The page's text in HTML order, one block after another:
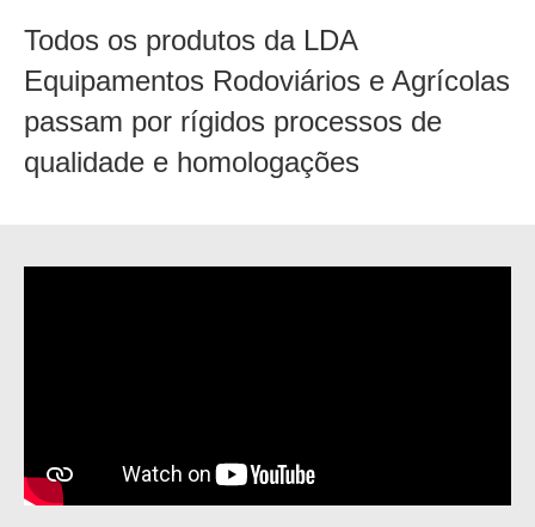
Todos os produtos da LDA
Equipamentos Rodoviários e Agrícolas
passam por rígidos processos de
qualidade e homologações